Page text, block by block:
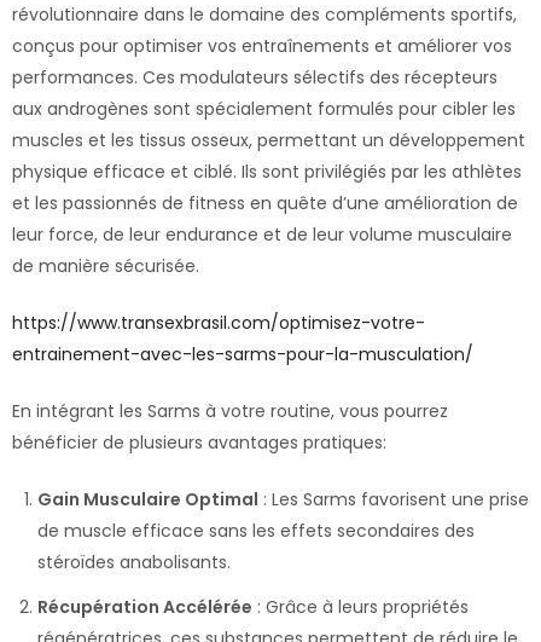
révolutionnaire dans le domaine des compléments sportifs,
conçus pour optimiser vos entraînements et améliorer vos
performances. Ces modulateurs sélectifs des récepteurs
aux androgènes sont spécialement formulés pour cibler les
muscles et les tissus osseux, permettant un développement
physique efficace et ciblé. Ils sont privilégiés par les athlètes
et les passionnés de fitness en quête d’une amélioration de
leur force, de leur endurance et de leur volume musculaire
de manière sécurisée.
https://www.transexbrasil.com/optimisez-votre-
entrainement-avec-les-sarms-pour-la-musculation/
En intégrant les Sarms à votre routine, vous pourrez
bénéficier de plusieurs avantages pratiques:
Gain Musculaire Optimal : Les Sarms favorisent une prise
de muscle efficace sans les effets secondaires des
stéroïdes anabolisants.
Récupération Accélérée : Grâce à leurs propriétés